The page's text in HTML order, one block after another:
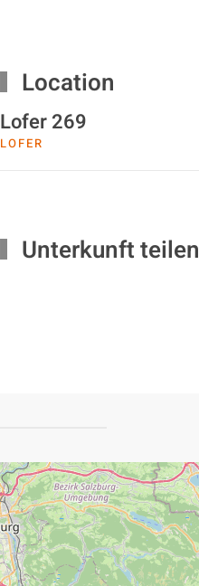
Location
Lofer 269
LOFER
Unterkunft teilen